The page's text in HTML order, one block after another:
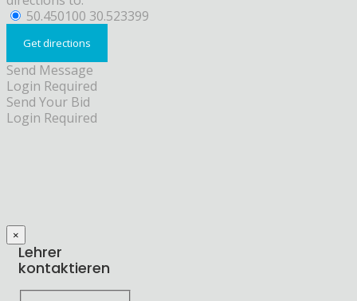
50.450100 30.523399
Send Message
Login Required
Send Your Bid
Login Required
×
Lehrer
kontaktieren